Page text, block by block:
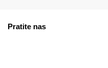
Pratite nas